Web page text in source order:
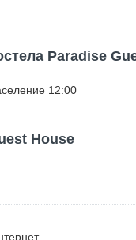
Paradise
12:00
House